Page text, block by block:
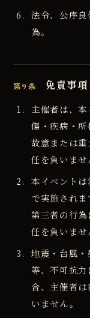
法令、公序
為。
第9条 免責事項
主催者は、
傷・疾病・
故意または
任を負いませ
本イベント
で実施され
第三者の行
任を負いませ
地震・台風
等、不可抗
合、主催者
いません。